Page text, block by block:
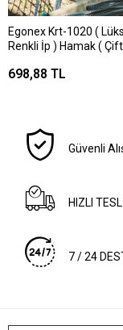
Egonex Krt-1020 ( Lüks ( Kolon
Renkli İp ) Hamak ( Çift
698,88 TL
Güvenli
HIZLI
7 / 24